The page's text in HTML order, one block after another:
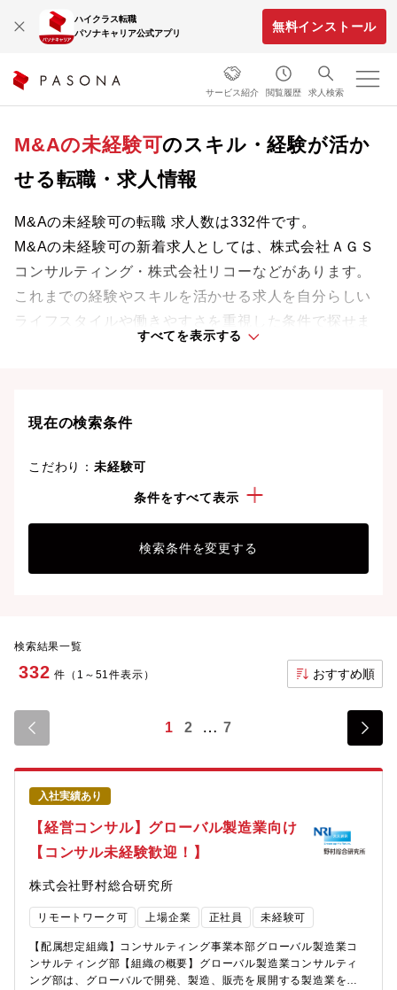
ハイクラス転職
パソナキャリア公式アプリ
無料インストール
サービス紹介 閲覧履歴 求人検索
M&Aの未経験可のスキル・経験が活か
せる転職・求人情報
M&Aの未経験可の転職 求人数は332件です。
M&Aの未経験可の新着求人としては、株式会社ＡＧＳ
コンサルティング・株式会社リコーなどがあります。
これまでの経験やスキルを活かせる求人を自分らしい
ライフスタイルや働きやすさを重視した条件で探せま
す。理想の働き方で、さらなる成長と活躍を目指しま
すべてを表示する
現在の検索条件
こだわり： 未経験可
M&A
条件をすべて表示
検索条件を変更する
検索結果一覧
332 件（1～51件表示） おすすめ順
1 2 7
入社実績あり
【経営コンサル】グローバル製造業向け
【コンサル未経験歓迎！】
株式会社野村総合研究所
リモートワーク可 上場企業 正社員 未経験可
【配属想定組織】コンサルティング事業本部グローバル製造業コ
ンサルティング部【組織の概要】グローバル製造業コンサルティ
ング部は、グローバルで開発、製造、販売を展開する製造業を主